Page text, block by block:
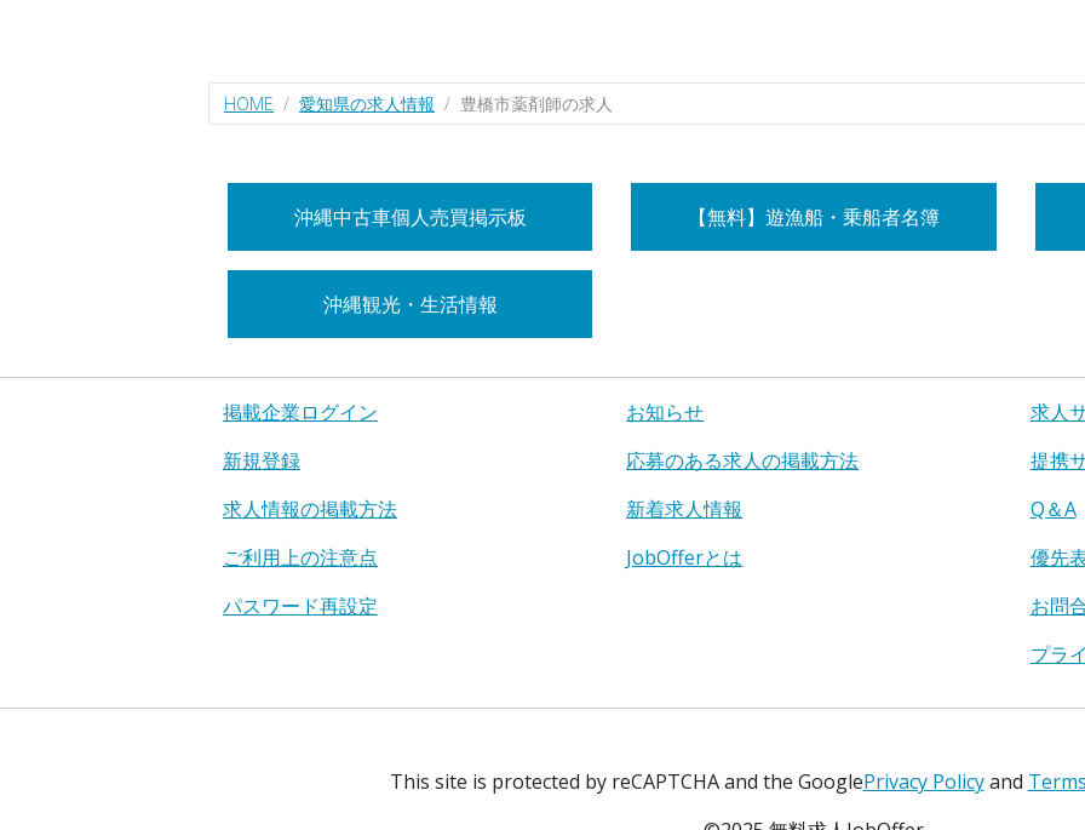
HOME 愛知県の求人情報 豊橋市薬剤師の求人
沖縄中古車個人売買掲示板 【無料】遊漁船・乗船者名簿
沖縄観光・生活情報
掲載企業ログイン
新規登録
求人情報の掲載方法
ご利用上の注意点
パスワード再設定
お知らせ
応募のある求人の掲載方法
新着求人情報
JobOfferとは
求人
提携
Q＆A
優先
お問
プラ
This site is protected by reCAPTCHA and the GooglePrivacy Policyand